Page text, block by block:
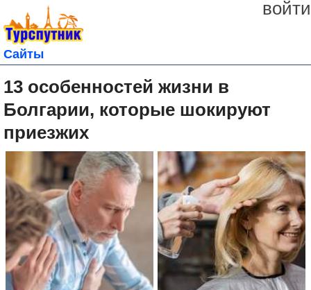
войти
Сайты
13 особенностей жизни в
Болгарии, которые шокируют
приезжих